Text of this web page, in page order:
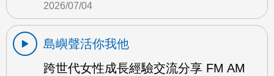
2026/07/04
島嶼聲活你我他
跨世代女性成長經驗交流分享 FM AM